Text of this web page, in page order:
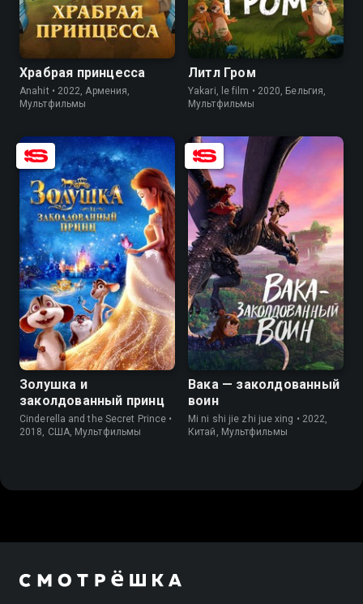
8.0 6.6
Храбрая принцесса
Anahit • 2022, Армения,
Мультфильмы
7.3 6.4
Литл Гром
Yakari, le film • 2020, Бельгия,
Мультфильмы
6.8 4.4
Золушка и
заколдованный принц
Cinderella and the Secret Prince •
2018, США, Мультфильмы
6.9 5.4
Вака — заколдованный
воин
Mi ni shi jie zhi jue xing • 2022,
Китай, Мультфильмы